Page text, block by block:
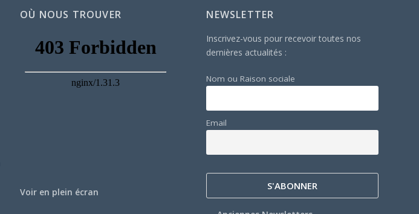
OÙ NOUS TROUVER
Voir en plein écran
NEWSLETTER
Inscrivez-vous pour recevoir toutes nos
dernières actualités :
Nom ou Raison sociale
Email